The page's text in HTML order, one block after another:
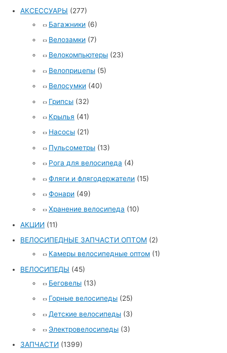
АКСЕССУАРЫ (277)
Багажники (6)
Велозамки (7)
Велокомпьютеры (23)
Велоприцепы (5)
Велосумки (40)
Грипсы (32)
Крылья (41)
Насосы (21)
Пульсометры (13)
Рога для велосипеда (4)
Фляги и флягодержатели (15)
Фонари (49)
Хранение велосипеда (10)
АКЦИИ (11)
ВЕЛОСИПЕДНЫЕ ЗАПЧАСТИ ОПТОМ (2)
Камеры велосипедные оптом (1)
ВЕЛОСИПЕДЫ (45)
Беговелы (13)
Горные велосипеды (25)
Детские велосипеды (3)
Электровелосипеды (3)
ЗАПЧАСТИ (1399)